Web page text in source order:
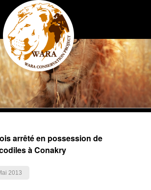
arrêté en possession de
à Conakry
2013